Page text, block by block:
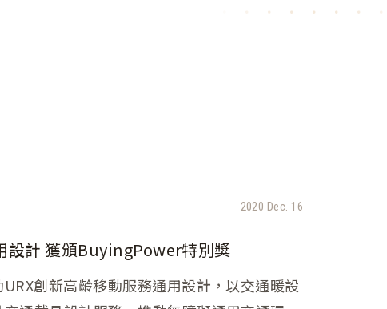
2020 Dec. 16
設計 獲頒BuyingPower特別獎
創新高齡移動服務通用設計，以交通暖設